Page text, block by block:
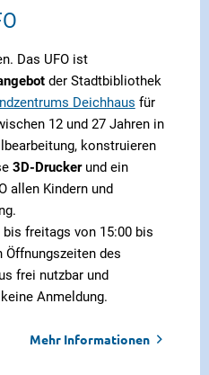
Das UFO ist
der Stadtbibliothek
Deichhaus für
12 und 27 Jahren in
konstruieren
3D-Drucker und ein
allen Kindern und
freitags von 15:00 bis
Öffnungszeiten des
frei nutzbar und
Anmeldung.
Mehr Informationen